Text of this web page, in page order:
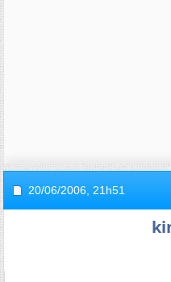
20/06/2006, 21h51